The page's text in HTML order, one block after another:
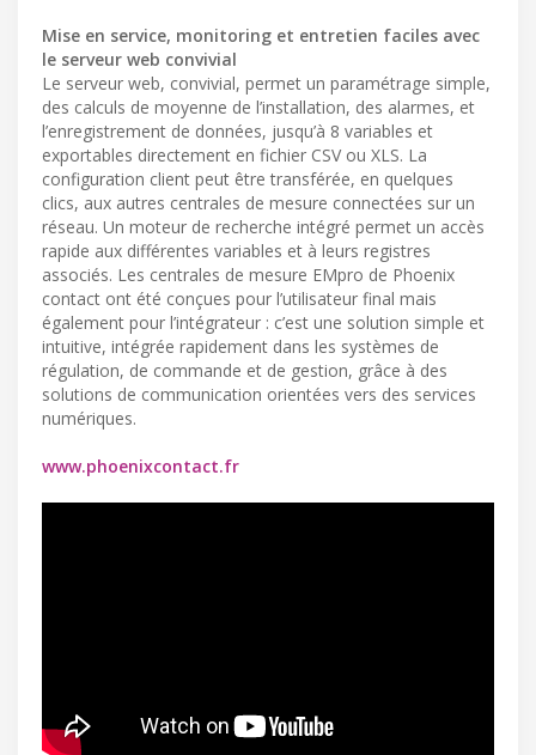
Mise en service, monitoring et entretien faciles avec
le serveur web convivial
Le serveur web, convivial, permet un paramétrage simple,
des calculs de moyenne de l’installation, des alarmes, et
l’enregistrement de données, jusqu’à 8 variables et
exportables directement en fichier CSV ou XLS. La
configuration client peut être transférée, en quelques
clics, aux autres centrales de mesure connectées sur un
réseau. Un moteur de recherche intégré permet un accès
rapide aux différentes variables et à leurs registres
associés. Les centrales de mesure EMpro de Phoenix
contact ont été conçues pour l’utilisateur final mais
également pour l’intégrateur : c’est une solution simple et
intuitive, intégrée rapidement dans les systèmes de
régulation, de commande et de gestion, grâce à des
solutions de communication orientées vers des services
numériques.
www.phoenixcontact.fr